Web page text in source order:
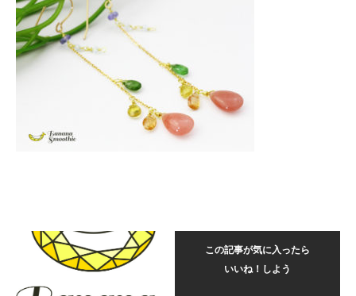
この記事が気に入ったら
いいね！しよう